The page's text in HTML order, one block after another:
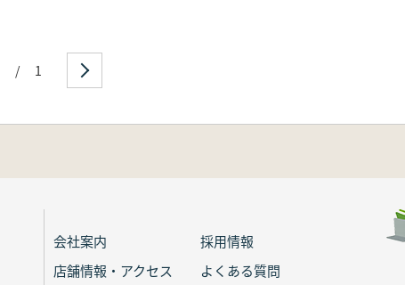
/ 1
会社案内
採用情報
店舗情報・アクセス
よくある質問